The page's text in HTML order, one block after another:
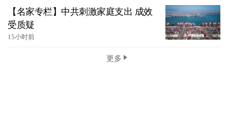
【名家专栏】中共刺激家庭支出 成效
受质疑
15小时前
更多